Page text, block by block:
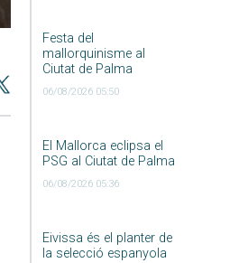
Festa del
mallorquinisme al
Ciutat de Palma
06/08/2026 05:50
El Mallorca eclipsa el
PSG al Ciutat de Palma
06/08/2026 05:36
Eivissa és el planter de
la selecció espanyola